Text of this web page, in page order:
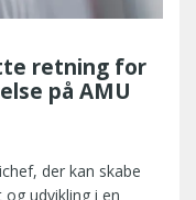
retning for
på AMU
der kan skabe
udvikling i en